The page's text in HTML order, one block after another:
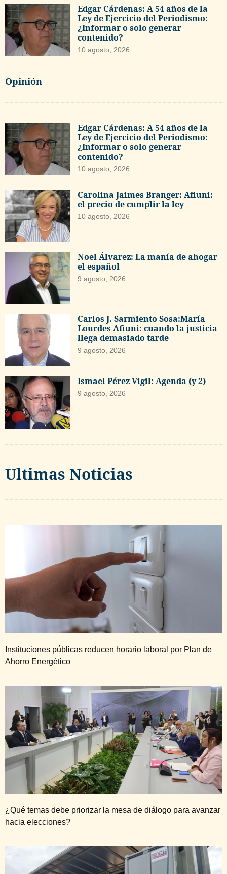
Edgar Cárdenas: A 54 años de la
Ley de Ejercicio del Periodismo:
¿Informar o solo generar
contenido?
10 agosto, 2026
Opinión
Edgar Cárdenas: A 54 años de la
Ley de Ejercicio del Periodismo:
¿Informar o solo generar
contenido?
10 agosto, 2026
Carolina Jaimes Branger: Afiuni:
el precio de cumplir la ley
10 agosto, 2026
Noel Álvarez: La manía de ahogar
el español
9 agosto, 2026
Carlos J. Sarmiento Sosa:María
Lourdes Afiuni: cuando la justicia
llega demasiado tarde
9 agosto, 2026
Ismael Pérez Vigil: Agenda (y 2)
9 agosto, 2026
Ultimas Noticias
Instituciones públicas reducen horario laboral por Plan de
Ahorro Energético
¿Qué temas debe priorizar la mesa de diálogo para avanzar
hacia elecciones?